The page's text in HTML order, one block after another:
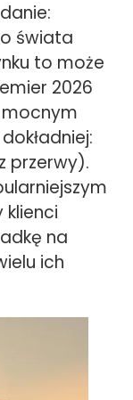
świata
to może
2026
przerwy).
klienci
na
ich